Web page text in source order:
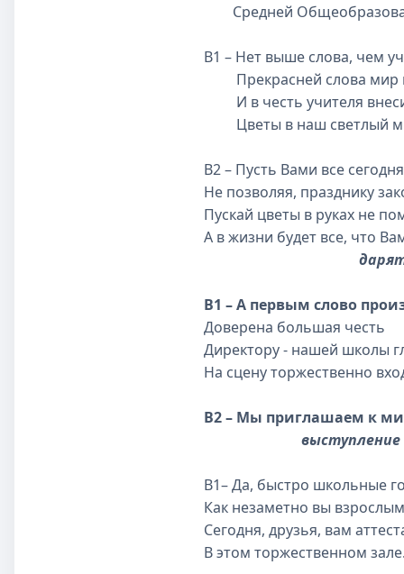
Средней
В1 – Нет выше слова, чем
Прекрасней слова мир
И в честь учителя
Цветы в наш светлый
В2 – Пусть Вами все
Не позволяя, празднику
Пускай цветы в руках не
А в жизни будет все, что
В1 – А первым слово
Доверена большая честь
Директору - нашей школы
На сцену торжественно
В2 – Мы приглашаем к
В1– Да, быстро школьные
Как незаметно вы
Сегодня, друзья, вам
В этом торжественном